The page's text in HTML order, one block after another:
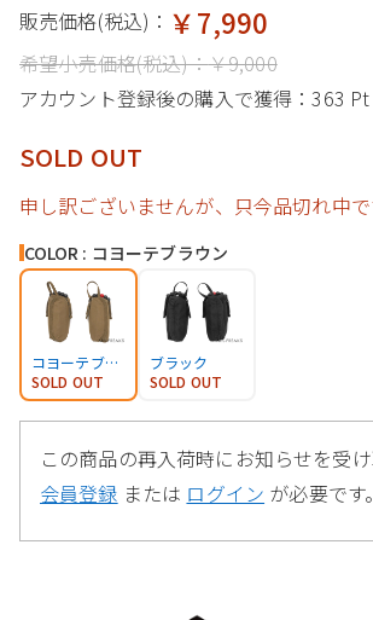
販売価格(税込)： ￥7,990
希望小売価格(税込)：￥9,000
アカウント登録後の購入で獲得：363 Pt
SOLD OUT
申し訳ございませんが、只今品切れ中で
COLOR : コヨーテブラウン
コヨーテブラウン
SOLD OUT
ブラック
SOLD OUT
この商品の再入荷時にお知らせを受
会員登録 または ログイン が必要です。